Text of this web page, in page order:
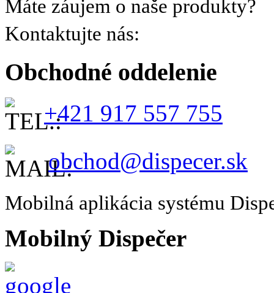
Máte záujem o naše produkty?
Kontaktujte nás:
Obchodné oddelenie
+421 917 557 755
obchod@dispecer.sk
Mobilná aplikácia systému
Mobilný Dispečer